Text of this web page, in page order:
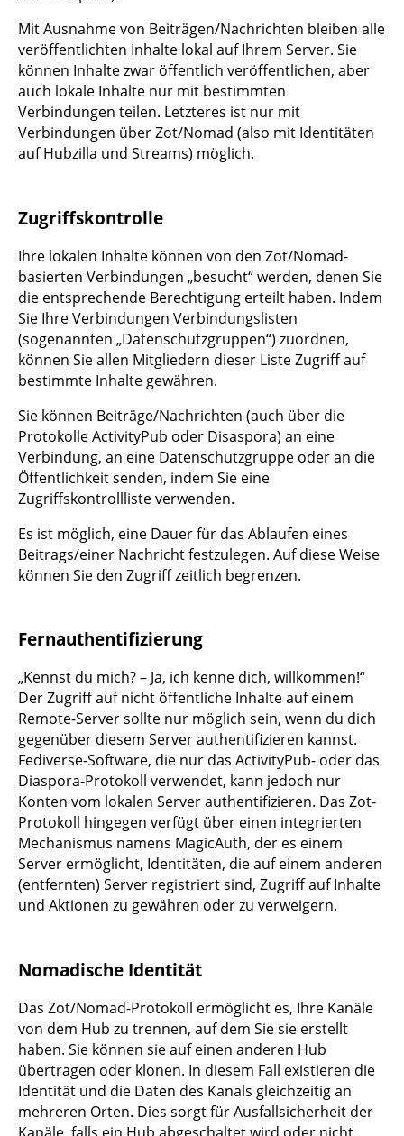
Mit Ausnahme von Beiträgen/Nachrichten bleiben alle
veröffentlichten Inhalte lokal auf Ihrem Server. Sie
können Inhalte zwar öffentlich veröffentlichen, aber
auch lokale Inhalte nur mit bestimmten
Verbindungen teilen. Letzteres ist nur mit
Verbindungen über Zot/Nomad (also mit Identitäten
auf Hubzilla und Streams) möglich.
Zugriffskontrolle
Ihre lokalen Inhalte können von den Zot/Nomad-
basierten Verbindungen „besucht“ werden, denen Sie
die entsprechende Berechtigung erteilt haben. Indem
Sie Ihre Verbindungen Verbindungslisten
(sogenannten „Datenschutzgruppen“) zuordnen,
können Sie allen Mitgliedern dieser Liste Zugriff auf
bestimmte Inhalte gewähren.
Sie können Beiträge/Nachrichten (auch über die
Protokolle ActivityPub oder Disaspora) an eine
Verbindung, an eine Datenschutzgruppe oder an die
Öffentlichkeit senden, indem Sie eine
Zugriffskontrollliste verwenden.
Es ist möglich, eine Dauer für das Ablaufen eines
Beitrags/einer Nachricht festzulegen. Auf diese Weise
können Sie den Zugriff zeitlich begrenzen.
Fernauthentifizierung
„Kennst du mich? – Ja, ich kenne dich, willkommen!“
Der Zugriff auf nicht öffentliche Inhalte auf einem
Remote-Server sollte nur möglich sein, wenn du dich
gegenüber diesem Server authentifizieren kannst.
Fediverse-Software, die nur das ActivityPub- oder das
Diaspora-Protokoll verwendet, kann jedoch nur
Konten vom lokalen Server authentifizieren. Das Zot-
Protokoll hingegen verfügt über einen integrierten
Mechanismus namens MagicAuth, der es einem
Server ermöglicht, Identitäten, die auf einem anderen
(entfernten) Server registriert sind, Zugriff auf Inhalte
und Aktionen zu gewähren oder zu verweigern.
Nomadische Identität
Das Zot/Nomad-Protokoll ermöglicht es, Ihre Kanäle
von dem Hub zu trennen, auf dem Sie sie erstellt
haben. Sie können sie auf einen anderen Hub
übertragen oder klonen. In diesem Fall existieren die
Identität und die Daten des Kanals gleichzeitig an
mehreren Orten. Dies sorgt für Ausfallsicherheit der
Kanäle, falls ein Hub abgeschaltet wird oder nicht